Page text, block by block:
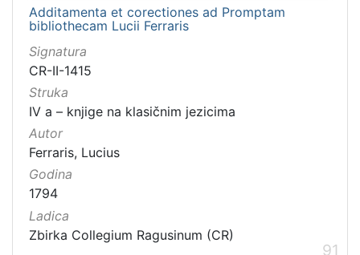
Additamenta et corectiones ad Promptam
bibliothecam Lucii Ferraris
Signatura
CR-II-1415
Struka
IV a – knjige na klasičnim jezicima
Autor
Ferraris, Lucius
Godina
1794
Ladica
Zbirka Collegium Ragusinum (CR)
91